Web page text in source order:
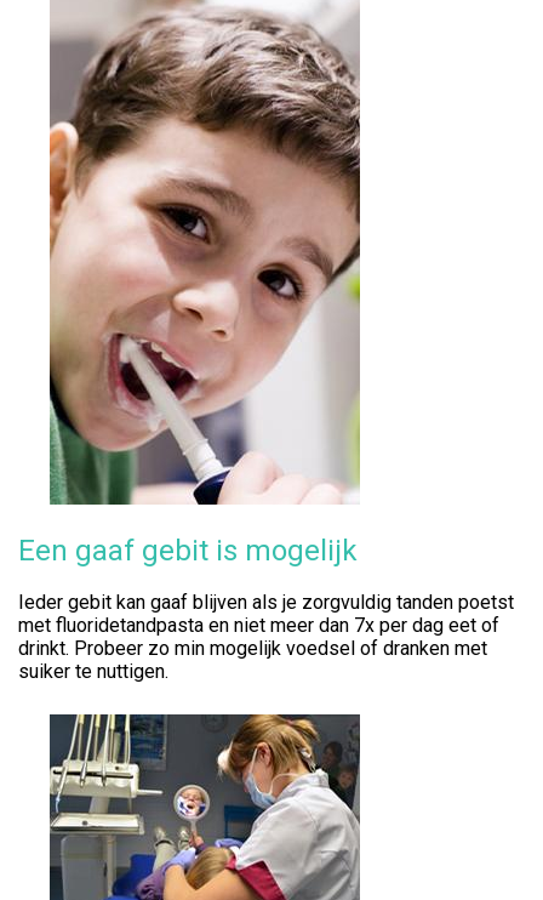
Een gaaf gebit is mogelijk
Ieder gebit kan gaaf blijven als je zorgvuldig tanden poetst
met fluoridetandpasta en niet meer dan 7x per dag eet of
drinkt. Probeer zo min mogelijk voedsel of dranken met
suiker te nuttigen.